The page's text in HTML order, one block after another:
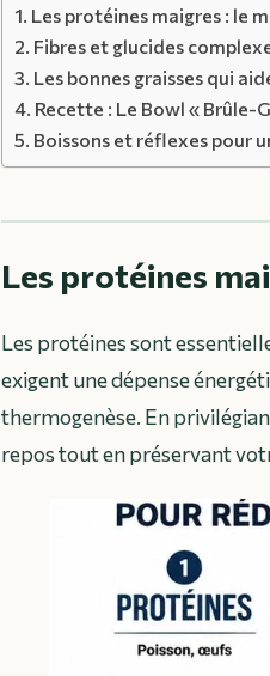
Les protéines maigres : le
Fibres et glucides
Les bonnes graisses qui
Recette : Le Bowl « Brûle-
Boissons et réflexes pour
Les protéines
Les protéines sont
exigent une dépense
thermogenèse. En
repos tout en préservant